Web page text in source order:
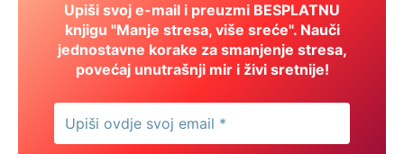
Upiši svoj e-mail i preuzmi BESPLATNU
knjigu "Manje stresa, više sreće". Nauči
jednostavne korake za smanjenje stresa,
povećaj unutrašnji mir i živi sretnije!